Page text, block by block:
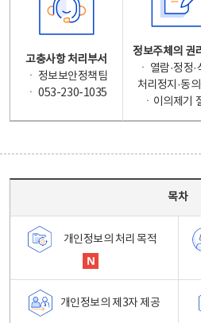
고충사항 처리부서
ㆍ 정보보안정책팀
ㆍ 053-230-1035
정보주체의 권
ㆍ 열람·정정·
처리정지·동
ㆍ이의제기
목차
개인정보의 처리 목적
개인정보의 제3자 제공